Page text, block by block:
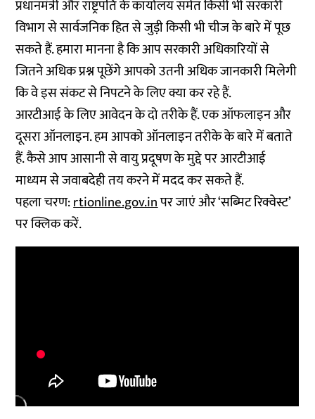
प्रधानमंत्री और राष्ट्रपति के कार्यालय समेत किसी भी सरकारी
विभाग से सार्वजनिक हित से जुड़ी किसी भी चीज के बारे में पूछ
सकते हैं. हमारा मानना है कि आप सरकारी अधिकारियों से
जितने अधिक प्रश्न पूछेंगे आपको उतनी अधिक जानकारी मिलेगी
कि वे इस संकट से निपटने के लिए क्या कर रहे हैं.
आरटीआई के लिए आवेदन के दो तरीके हैं. एक ऑफलाइन और
दूसरा ऑनलाइन. हम आपको ऑनलाइन तरीके के बारे में बताते
हैं. कैसे आप आसानी से वायु प्रदूषण के मुद्दे पर आरटीआई
माध्यम से जवाबदेही तय करने में मदद कर सकते हैं.
पहला चरण:rtionline.gov.inपर जाएं और ‘सब्मिट रिक्वेस्ट’
पर क्लिक करें.